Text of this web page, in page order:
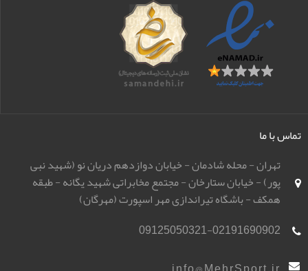
تماس با ما
تهران - محله شادمان - خیابان دوازدهم دریان نو (شهید نبی
پور) - خیابان ستارخان - مجتمع مخابراتی شهید یگانه - طبقه
همکف - باشگاه تیراندازی مهر اسپورت (مهرگان)
09125050321-02191690902